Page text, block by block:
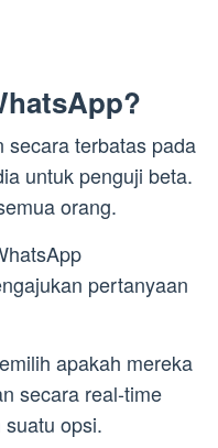
secara terbatas pada
untuk penguji beta.
orang.
pertanyaan
apakah mereka
secara real-time
opsi.